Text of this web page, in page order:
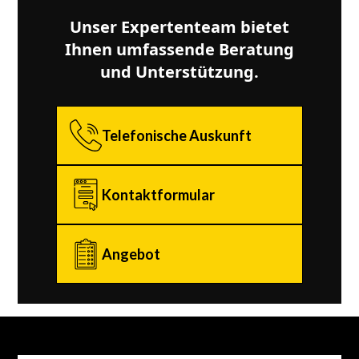
Unser Expertenteam bietet
Ihnen umfassende Beratung
und Unterstützung.
Telefonische Auskunft
Kontaktformular
Angebot